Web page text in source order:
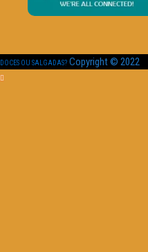
DOCES OU SALGADAS? Copyright © 2022